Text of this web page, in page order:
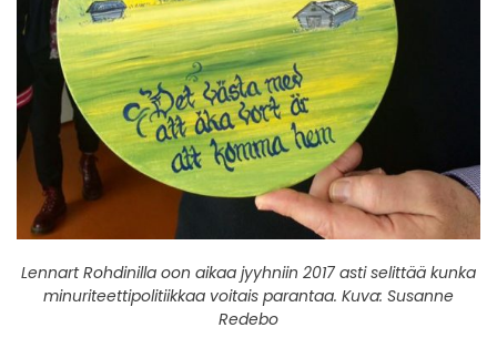
Lennart Rohdinilla oon aikaa jyyhniin 2017 asti selittää kunka
minuriteettipolitiikkaa voitais parantaa. Kuva: Susanne
Redebo